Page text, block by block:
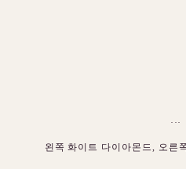
···
왼쪽 화이트 다이아몬드, 오른